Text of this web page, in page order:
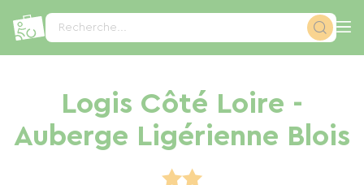
Recherche...
Logis Côté Loire -
Auberge Ligérienne Blois
Panneau de gestion des cookies